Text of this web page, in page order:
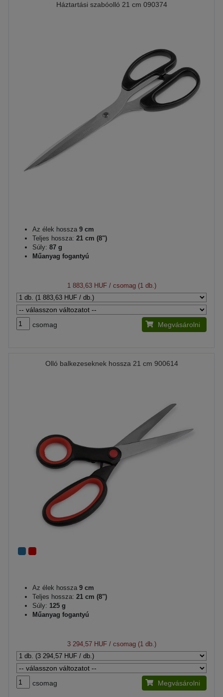
Háztartási szabóolló 21 cm 090374
Az élek hossza 9 cm
Teljes hossza: 21 cm (8")
Súly: 87 g
Műanyag fogantyú
1 883,63 HUF/ csomag (1 db.)
csomag Megvásárolni
Olló balkezeseknek hossza 21 cm 900614
Az élek hossza 9 cm
Teljes hossza: 21 cm (8")
Súly: 125 g
Műanyag fogantyú
3 294,57 HUF/ csomag (1 db.)
csomag Megvásárolni